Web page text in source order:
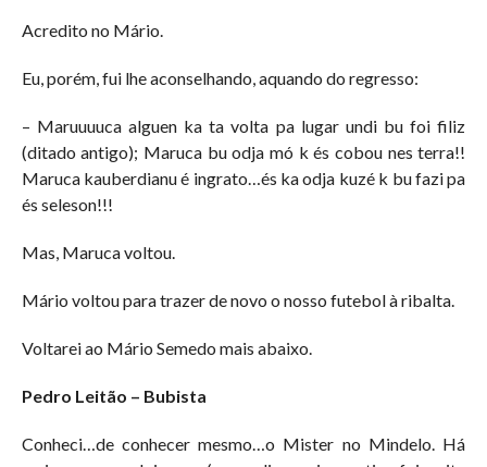
Acredito no Mário.
Eu, porém, fui lhe aconselhando, aquando do regresso:
– Maruuuuca alguen ka ta volta pa lugar undi bu foi filiz
(ditado antigo); Maruca bu odja mó k és cobou nes terra!!
Maruca kauberdianu é ingrato…és ka odja kuzé k bu fazi pa
és seleson!!!
Mas, Maruca voltou.
Mário voltou para trazer de novo o nosso futebol à ribalta.
Voltarei ao Mário Semedo mais abaixo.
Pedro Leitão – Bubista
Conheci…de conhecer mesmo…o Mister no Mindelo. Há